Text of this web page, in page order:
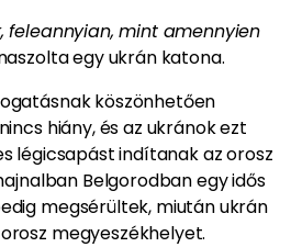
feleannyian, mint amennyien
egy ukrán katona.
köszönhetően
hiány, és az ukránok ezt
légicsapást indítanak az orosz
Belgorodban egy idős
megsérültek, miután ukrán
megyeszékhelyet.